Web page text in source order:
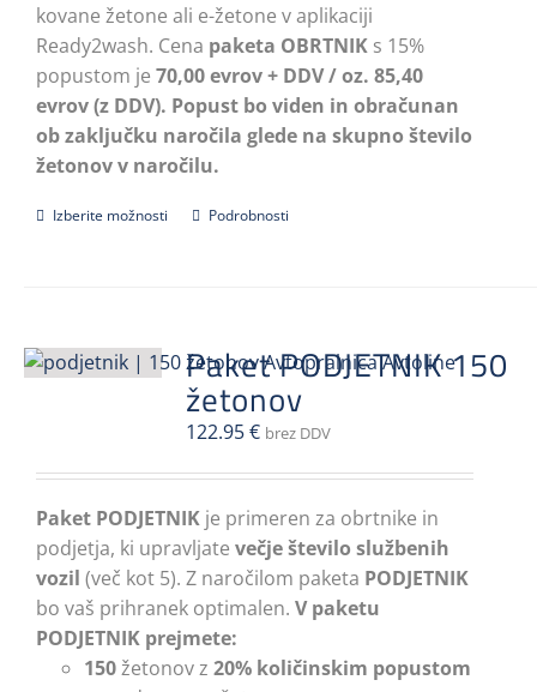
kovane žetone ali e-žetone v aplikaciji
Ready2wash. Cena paketa OBRTNIK s 15%
popustom je 70,00 evrov + DDV / oz. 85,40
evrov (z DDV). Popust bo viden in obračunan
ob zaključku naročila glede na skupno število
žetonov v naročilu.
Izberite možnosti
Ta
Možnosti
lahko
izberete
strani
izdelka
Podrobnosti
Paket PODJETNIK 150
žetonov
122.95€ brez DDV
Paket PODJETNIK je primeren za obrtnike in
podjetja, ki upravljate večje število službenih
vozil (več kot 5). Z naročilom paketa PODJETNIK
bo vaš prihranek optimalen. V paketu
PODJETNIK prejmete:
150žetonov z 20% količinskim popustom